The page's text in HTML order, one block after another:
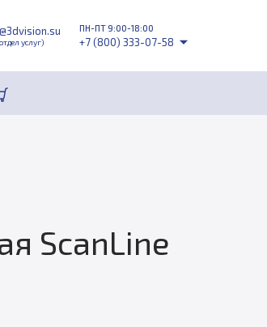
услуг)
ПН-ПТ 9:00-18:00
+7 (800) 333-07-58
ScanLine